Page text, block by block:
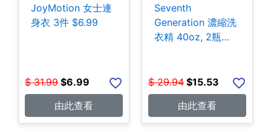
JoyMotion 女士連
身衣 3件 $6.99
$ 31.99 $6.99
由此查看
Seventh
Generation 濃縮洗
衣精 40oz, 2瓶
$ 29.94 $15.53
由此查看